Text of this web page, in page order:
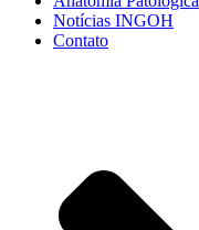
Notícias INGOH
Contato